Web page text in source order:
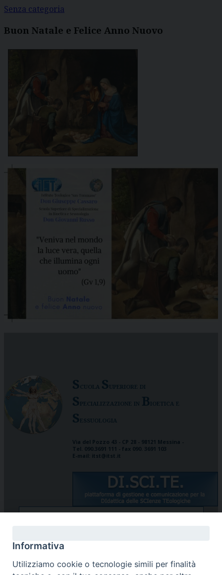
Senza categoria
Buon Natale e Felice Anno Nuovo
Scuola Superiore di
Specializzazione in Bioetica e
Sessuologia
Via del Pozzo 43 - CP 28 - 98121 Messina -
Tel. 090.3691 111 - fax 090. 3691 103
E-mail: itst@itst.it
Informativa
Utilizziamo cookie o tecnologie simili per finalità